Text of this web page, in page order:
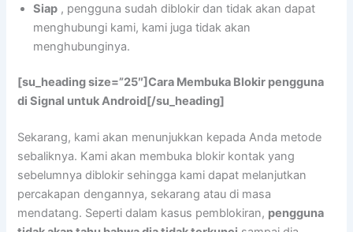
Siap , pengguna sudah diblokir dan tidak akan dapat
menghubungi kami, kami juga tidak akan
menghubunginya.
[su_heading size=”25″]Cara Membuka Blokir pengguna
di Signal untuk Android[/su_heading]
Sekarang, kami akan menunjukkan kepada Anda metode
sebaliknya. Kami akan membuka blokir kontak yang
sebelumnya diblokir sehingga kami dapat melanjutkan
percakapan dengannya, sekarang atau di masa
mendatang. Seperti dalam kasus pemblokiran, pengguna